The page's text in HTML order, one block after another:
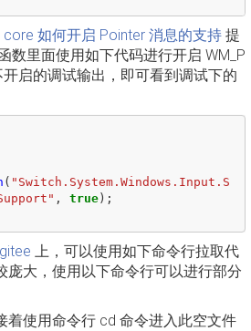
core 如何开启 Pointer 消息的支持 提
数里面使用如下代码进行开启 WM_P
开启的调试输出，即可看到调试下的
( "Switch.System.Windows.Input.S
, true);
gitee 上，可以使用如下命令行拉取代
庞大，使用以下命令行可以进行部分
着使用命令行 cd 命令进入此空文件